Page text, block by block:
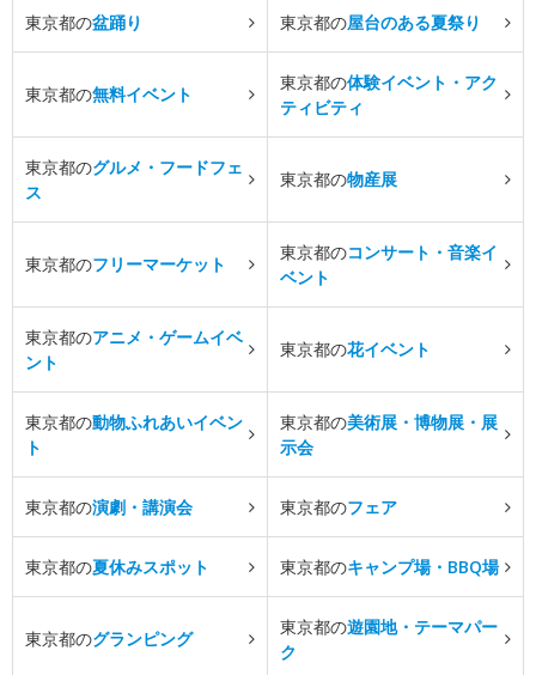
東京都の盆踊り 東京都の屋台のある夏祭り
東京都の無料イベント
東京都の体験イベント・アク
ティビティ
東京都のグルメ・フードフェ
ス
東京都の物産展
東京都のフリーマーケット
東京都のコンサート・音楽イ
ベント
東京都のアニメ・ゲームイベ
ント
東京都の花イベント
東京都の動物ふれあいイベン
ト
東京都の美術展・博物展・展
示会
東京都の演劇・講演会 東京都のフェア
東京都の夏休みスポット 東京都のキャンプ場・BBQ場
東京都のグランピング
東京都の遊園地・テーマパー
ク